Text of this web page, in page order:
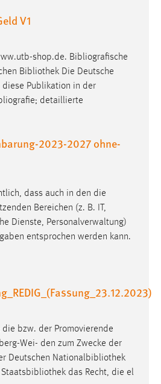
V1
shop.de. Bibliografische
Bibliothek Die Deutsche
diese Publikation in der
detaillierte
2023-2027 ohne-
dass auch in den die
Bereichen (z. B. IT,
Dienste, Personalverwaltung)
entsprochen werden kann.
bzw. der Promovierende
Wei- den zum Zwecke der
Deutschen Nationalbibliothek
das Recht, die el
die gewählte Sprache der Website.
mibew_locale, mibew-
Chatfunktion nutzen zu können.
um sich an der Website